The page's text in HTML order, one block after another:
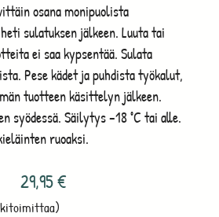
osana monipuolista
sulatuksen jälkeen. Luuta tai
ei saa kypsentää. Sulata
Pese kädet ja puhdista työkalut,
tuotteen käsittelyn jälkeen.
syödessä. Säilytys –18 °C tai alle.
ruoaksi.
29,95€